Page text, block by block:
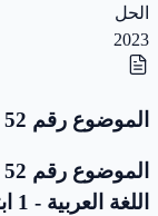
الحل
2023
الموضوع رقم 52
اللغة العربية - 1 ابتدائي